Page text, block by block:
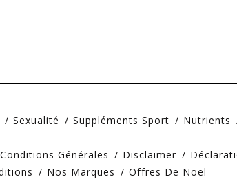
Sexualité Suppléments Sport Nutrients
Conditions Générales Disclaimer
Nos Marques Offres De Noël